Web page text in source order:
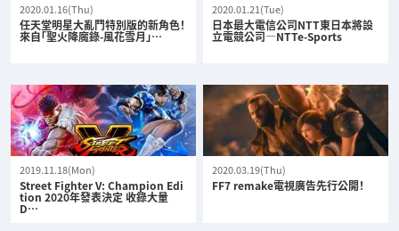
2020.01.16(Thu)
任天堂明星大亂鬥特別版的新角色！
來自「聖火降魔錄-風花雪月」…
2020.01.21(Tue)
日本最大電信公司NTT東日本將設
立電競公司—NTTe-Sports
2019.11.18(Mon)
Street Fighter V: Champion Edi
tion 2020年發表決定 收錄大量
D…
2020.03.19(Thu)
FF7 remake電視廣告先行公開！